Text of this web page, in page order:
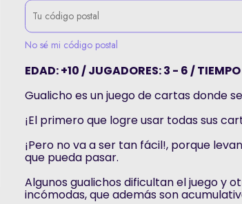
No sé mi código postal
EDAD: +10 / JUGADORES: 3 - 6 /
Gualicho es un juego de cartas donde
¡El primero que logre usar todas sus
¡Pero no va a ser tan fácil!, porque
que pueda pasar.
Algunos gualichos dificultan el juego y
incómodas, que además son